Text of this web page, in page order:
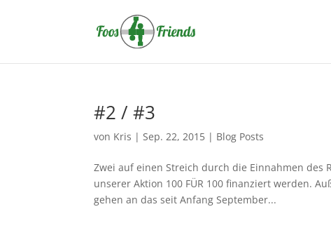
#2 / #3
von Kris |Sep. 22, 2015 | Blog Posts
Zwei auf einen Streich durch die Einnahmen des
unserer Aktion 100 FÜR 100 finanziert werden.
gehen an das seit Anfang September...